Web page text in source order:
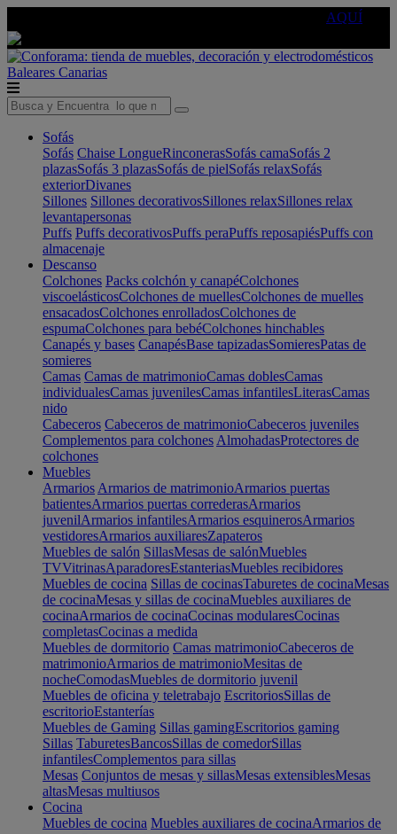
AQUÍ
Baleares Canarias
Sofás
Sofás Chaise LongueRinconerasSofás camaSofás 2
plazasSofás 3 plazasSofás de pielSofás relaxSofás
exteriorDivanes
Sillones Sillones decorativosSillones relaxSillones relax
levantapersonas
Puffs Puffs decorativosPuffs peraPuffs reposapiésPuffs con
almacenaje
Descanso
Colchones Packs colchón y canapéColchones
viscoelásticosColchones de muellesColchones de muelles
ensacadosColchones enrolladosColchones de
espumaColchones para bebéColchones hinchables
Canapés y bases CanapésBase tapizadasSomieresPatas de
somieres
Camas Camas de matrimonioCamas doblesCamas
individualesCamas juvenilesCamas infantilesLiterasCamas
nido
Cabeceros Cabeceros de matrimonioCabeceros juveniles
Complementos para colchones AlmohadasProtectores de
colchones
Muebles
Armarios Armarios de matrimonioArmarios puertas
batientesArmarios puertas correderasArmarios
juvenilArmarios infantilesArmarios esquinerosArmarios
vestidoresArmarios auxiliaresZapateros
Muebles de salón SillasMesas de salónMuebles
TVVitrinasAparadoresEstanteriasMuebles recibidores
Muebles de cocina Sillas de cocinasTaburetes de cocinaMesas
de cocinaMesas y sillas de cocinaMuebles auxiliares de
cocinaArmarios de cocinaCocinas modularesCocinas
completasCocinas a medida
Muebles de dormitorio Camas matrimonioCabeceros de
matrimonioArmarios de matrimonioMesitas de
nocheComodasMuebles de dormitorio juvenil
Muebles de oficina y teletrabajo EscritoriosSillas de
escritorioEstanterías
Muebles de Gaming Sillas gamingEscritorios gaming
Sillas TaburetesBancosSillas de comedorSillas
infantilesComplementos para sillas
Mesas Conjuntos de mesas y sillasMesas extensiblesMesas
altasMesas multiusos
Cocina
Muebles de cocina Muebles auxiliares de cocinaArmarios de